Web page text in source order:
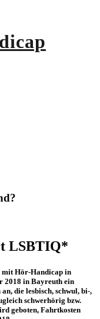
LSBTIQ*
mit Hör-Handicap in
2018 in Bayreuth ein
die lesbisch, schwul, bi-,
schwerhörig bzw.
geboten, Fahrtkosten